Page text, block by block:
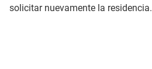
solicitar nuevamente la residencia.